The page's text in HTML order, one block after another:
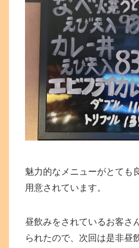
魅力的なメニューがとても
用意されています。
昼飲みをされているお客さ
られたので、次回は是非昼